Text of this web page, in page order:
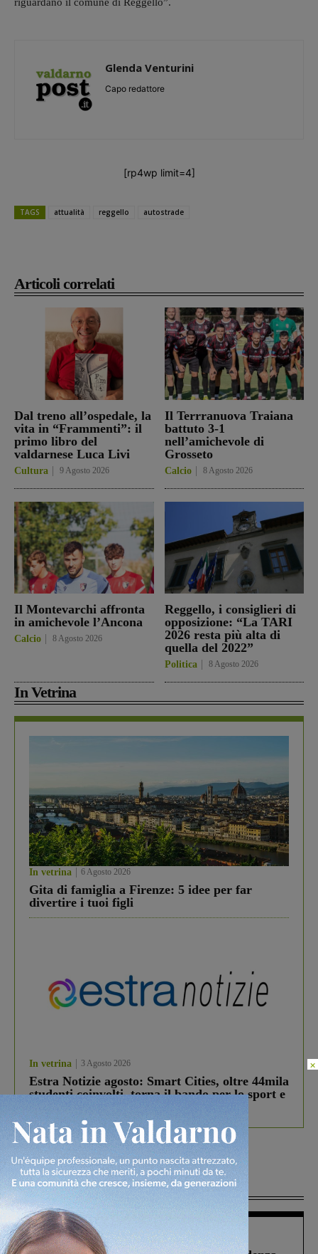
Articoli correlati
Dal treno all’ospedale, la
vita in “Frammenti”: il
primo libro del
valdarnese Luca Livi
Cultura 9 Agosto 2026
Il Terrranuova Traiana
battuto 3-1
nell’amichevole di
Grosseto
Calcio 8 Agosto 2026
Il Montevarchi affronta
in amichevole l’Ancona
Calcio 8 Agosto 2026
Reggello, i consiglieri di
opposizione: “La TARI
2026 resta più alta di
quella del 2022”
Politica 8 Agosto 2026
In Vetrina
In vetrina 6 Agosto 2026
Gita di famiglia a Firenze: 5 idee per far
divertire i tuoi figli
In vetrina 3 Agosto 2026
Estra Notizie agosto: Smart Cities, oltre 44mila
studenti coinvolti, torna il bando per lo sport e
Più lette
Figline Incisa Valdarno 1 Agosto 2026
Glenda Venturini
Capo redattore
[rp4wp limit=4]
TAGS attualità reggello autostrade
×